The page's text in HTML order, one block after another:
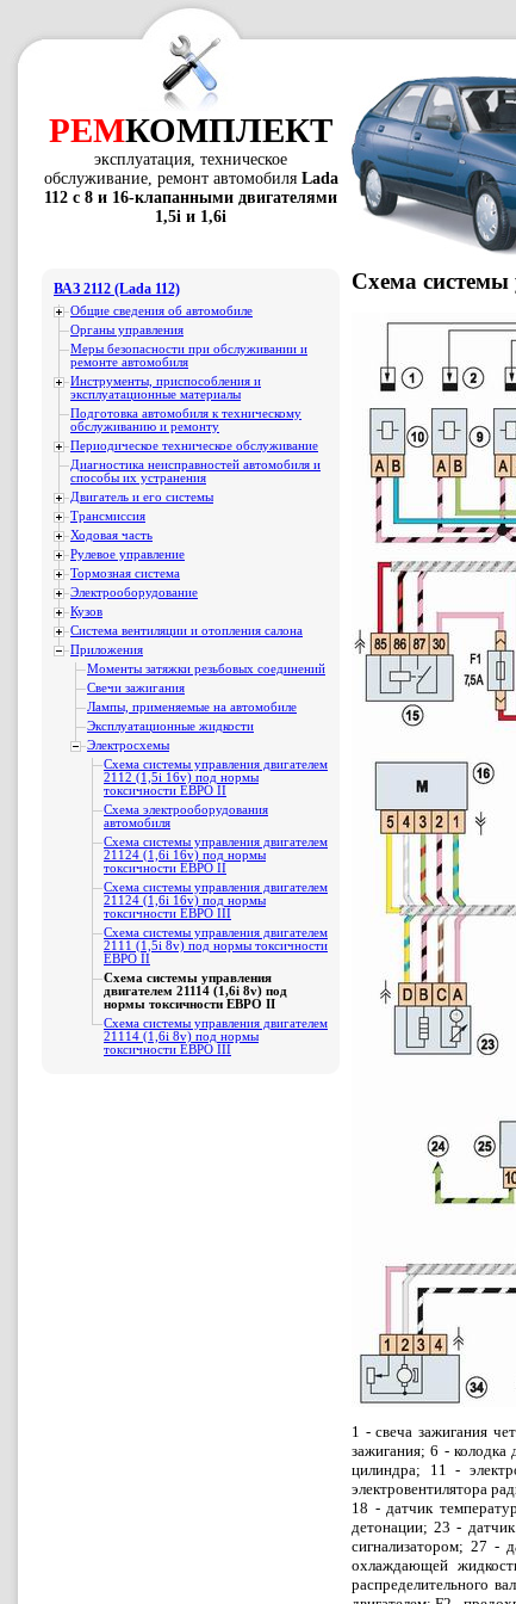
РЕМКОМПЛЕКТ
эксплуатация, техническое
обслуживание, ремонт автомобиля Lada
112 с 8 и 16-клапанными двигателями
1,5i и 1,6i
ВАЗ 2112 (Lada 112)
Общие сведения об автомобиле
Органы управления
Меры безопасности при обслуживании и
ремонте автомобиля
Инструменты, приспособления и
эксплуатационные материалы
Подготовка автомобиля к техническому
обслуживанию и ремонту
Периодическое техническое обслуживание
Диагностика неисправностей автомобиля и
способы их устранения
Двигатель и его системы
Трансмиссия
Ходовая часть
Рулевое управление
Тормозная система
Электрооборудование
Кузов
Система вентиляции и отопления салона
Приложения
Моменты затяжки резьбовых соединений
Свечи зажигания
Лампы, применяемые на автомобиле
Эксплуатационные жидкости
Электросхемы
Схема системы управления двигателем
2112 (1,5i 16v) под нормы
токсичности ЕВРО II
Схема электрооборудования
автомобиля
Схема системы управления двигателем
21124 (1,6i 16v) под нормы
токсичности ЕВРО II
Схема системы управления двигателем
21124 (1,6i 16v) под нормы
токсичности ЕВРО III
Схема системы управления двигателем
2111 (1,5i 8v) под нормы токсичности
ЕВРО II
Схема системы управления
двигателем 21114 (1,6i 8v) под
нормы токсичности ЕВРО II
Схема системы управления двигателем
21114 (1,6i 8v) под нормы
токсичности ЕВРО III
Схема
1 - свеча зажигания
зажигания; 6 - колодка
цилиндра; 11 -
электровентилятора
18 - датчик
детонации; 23 -
сигнализатором; 27 -
охлаждающей
распределительного